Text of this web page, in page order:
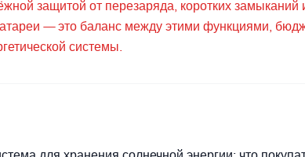
защитой от перезаряда, коротких
— это баланс между этими функциями,
системы.